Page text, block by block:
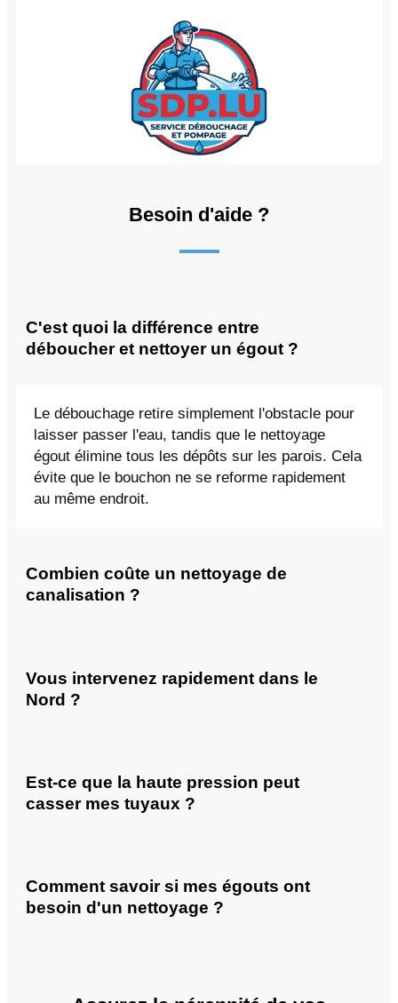
Besoin d'aide ?
C'est quoi la différence entre
déboucher et nettoyer un égout ?
Le débouchage retire simplement l'obstacle pour
laisser passer l'eau, tandis que le nettoyage
égout élimine tous les dépôts sur les parois. Cela
évite que le bouchon ne se reforme rapidement
au même endroit.
Combien coûte un nettoyage de
canalisation ?
Vous intervenez rapidement dans le
Nord ?
Est-ce que la haute pression peut
casser mes tuyaux ?
Comment savoir si mes égouts ont
besoin d'un nettoyage ?